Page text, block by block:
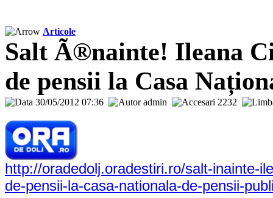
Articole
Salt Ã®nainte! Ileana
de pensii la Casa
30/05/2012 07:36 admin 2232
http://oradedolj.oradestiri.ro/salt-inainte-
de-pensii-la-casa-nationala-de-pensii-